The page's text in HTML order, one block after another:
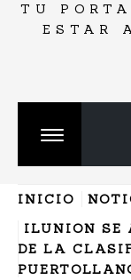
TU
ESTAR
Cambiar
INICIO
ILUNION SE
DE LA